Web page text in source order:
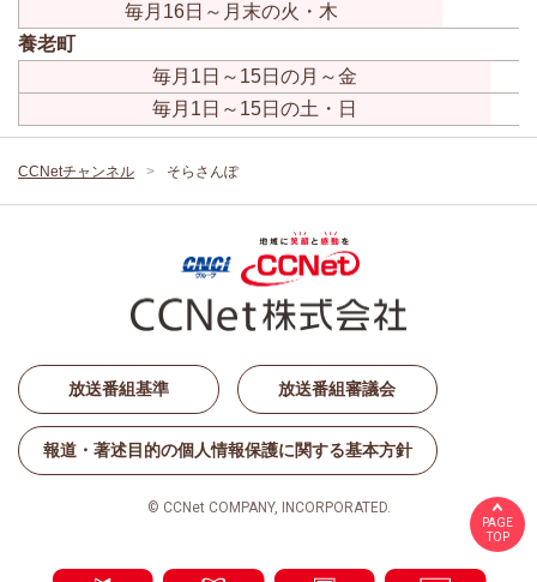
毎月16日～月末の火・木
養老町
毎月1日～15日の月～金
毎月1日～15日の土・日
CCNetチャンネル そらさんぽ
放送番組基準 放送番組審議会
報道・著述目的の個人情報保護に関する基本方針
© CCNet COMPANY, INCORPORATED.
PAGE
TOP